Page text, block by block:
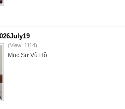
(View: 1114)
Mục Sư Vũ Hồ